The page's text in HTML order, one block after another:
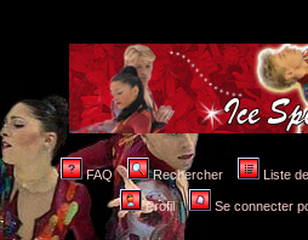
FAQ Rechercher Liste
Profil Se connecter